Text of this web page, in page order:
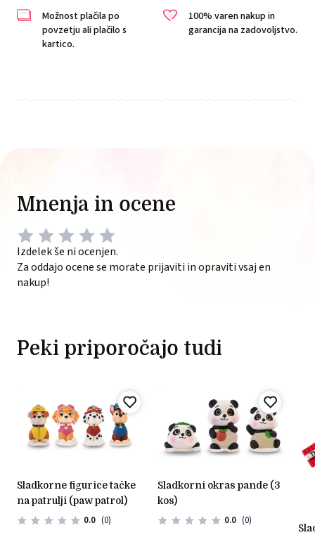
Možnost plačila po
povzetju ali plačilo s
kartico.
100% varen nakup in
garancija na zadovoljstvo.
Mnenja in ocene
Izdelek še ni ocenjen.
Za oddajo ocene se morate prijaviti in opraviti vsaj en
nakup!
Peki priporočajo tudi
sladkorne figurice tačke
na patrulji (paw patrol)
0.0 (0)
sladkorni okras pande (3
kos)
0.0 (0)
sladkorni okras -